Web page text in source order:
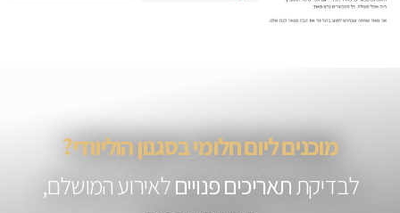
מוכנים ליום חלומי בסגנון הוליוודי?
לבדיקתתאריכים פנוייםלאירוע המושלם,